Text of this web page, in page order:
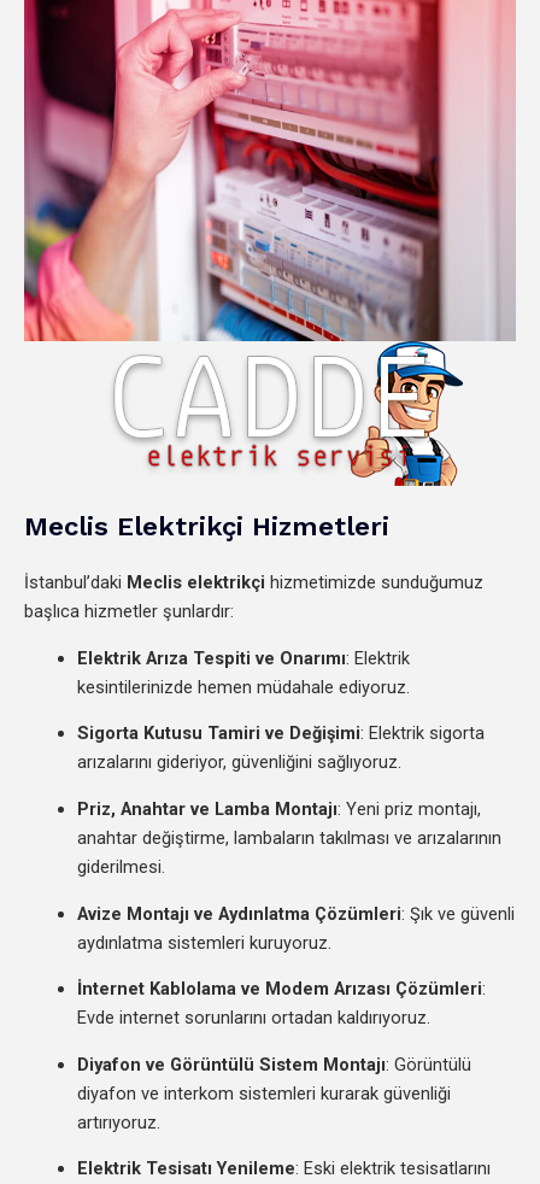
Meclis Elektrikçi Hizmetleri
İstanbul’daki Meclis elektrikçi hizmetimizde sunduğumuz
başlıca hizmetler şunlardır:
Elektrik Arıza Tespiti ve Onarımı: Elektrik
kesintilerinizde hemen müdahale ediyoruz.
Sigorta Kutusu Tamiri ve Değişimi: Elektrik sigorta
arızalarını gideriyor, güvenliğini sağlıyoruz.
Priz, Anahtar ve Lamba Montajı: Yeni priz montajı,
anahtar değiştirme, lambaların takılması ve arızalarının
giderilmesi.
Avize Montajı ve Aydınlatma Çözümleri: Şık ve güvenli
aydınlatma sistemleri kuruyoruz.
İnternet Kablolama ve Modem Arızası Çözümleri:
Evde internet sorunlarını ortadan kaldırıyoruz.
Diyafon ve Görüntülü Sistem Montajı: Görüntülü
diyafon ve interkom sistemleri kurarak güvenliği
artırıyoruz.
Elektrik Tesisatı Yenileme: Eski elektrik tesisatlarını